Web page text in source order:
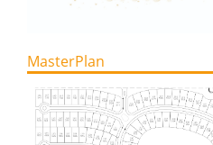
MasterPlan